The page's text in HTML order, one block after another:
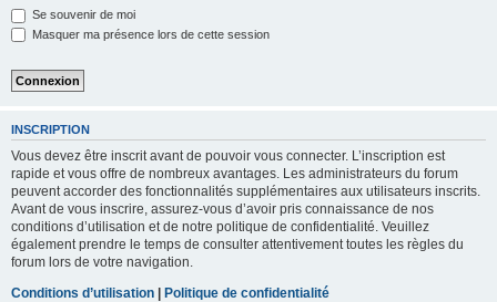
Se souvenir de moi
Masquer ma présence lors de cette session
INSCRIPTION
Vous devez être inscrit avant de pouvoir vous connecter. L’inscription est
rapide et vous offre de nombreux avantages. Les administrateurs du forum
peuvent accorder des fonctionnalités supplémentaires aux utilisateurs inscrits.
Avant de vous inscrire, assurez-vous d’avoir pris connaissance de nos
conditions d’utilisation et de notre politique de confidentialité. Veuillez
également prendre le temps de consulter attentivement toutes les règles du
forum lors de votre navigation.
Conditions d’utilisation | Politique de confidentialité